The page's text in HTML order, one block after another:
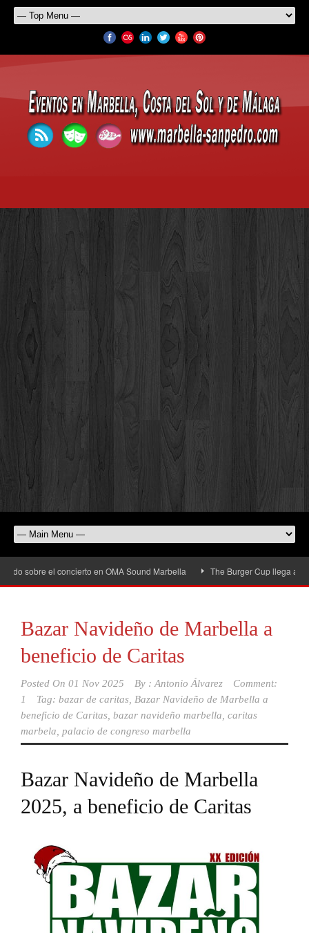
el concierto en OMA Sound Marbella The Burger Cup llega a San
Bazar Navideño de Marbella a
beneficio de Caritas
Posted On 01 Nov 2025 By : Antonio Álvarez
Comment:
1
Tag: bazar de caritas Bazar Navideño de Marbella a
beneficio de Caritas bazar navideño marbella caritas
marbela
palacio de congreso marbella
Bazar Navideño de Marbella
2025, a beneficio de Caritas